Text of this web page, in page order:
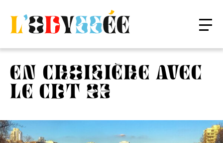
EN CROISIÈRE AVEC
LE CDT 93